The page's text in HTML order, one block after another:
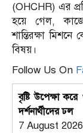
(OHCHR) এর
হয়ে গেল,
শান্তিরক্ষা
বিষয়।
Follow Us On
বৃষ্টি উপেক্ষা
দর্শনার্থীদের ঢল
7 August 2026